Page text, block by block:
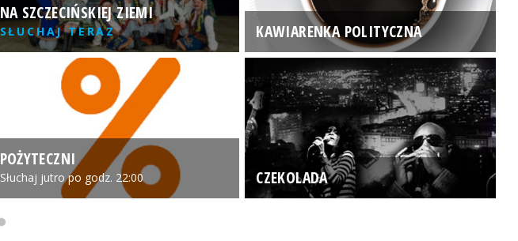
NA SZCZECIŃSKIEJ ZIEMI
SŁUCHAJ TERAZ KAWIARENKA POLITYCZNA
POŻYTECZNI
Słuchaj jutro po godz. 22:00 CZEKOLADA